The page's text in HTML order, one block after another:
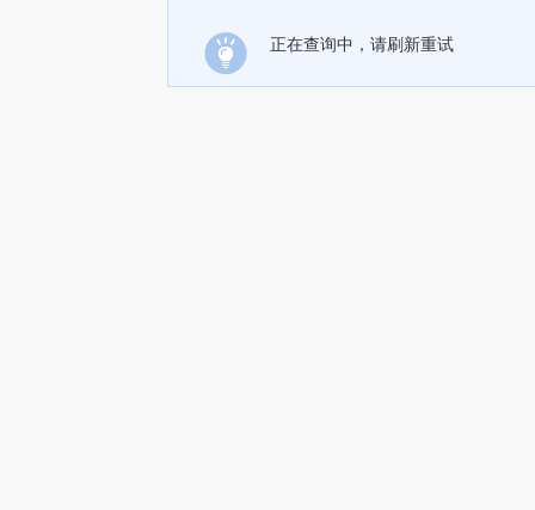
正在查询中，请刷新重试